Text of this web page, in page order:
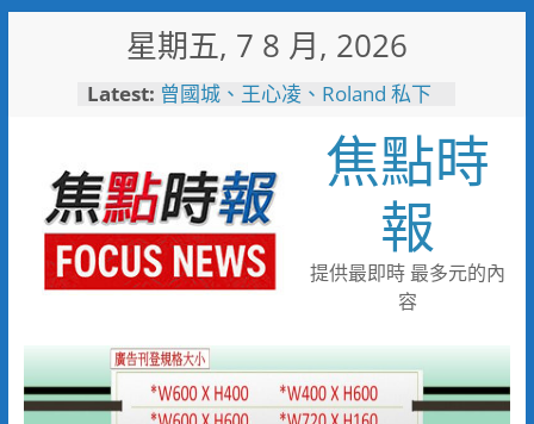
星期五, 7 8 月, 2026
Latest: 曾國城、王心凌、Roland 私下
「東引小吃店」外客都朝聖的國
際級小吃
彰化縣長參選人魏平政彰化造
勢 喊福利超越六都承接王惠美
施政再升級
救護量能再升級！彰化聯合捐贈
4輛高規格救護車 首配全自動
利局:請用路人減速慢行
短影音行銷是什麼？2026 平台
比較、優缺點與電商變現全攻略
焦點時
報
提供最即時 最多元的內
容